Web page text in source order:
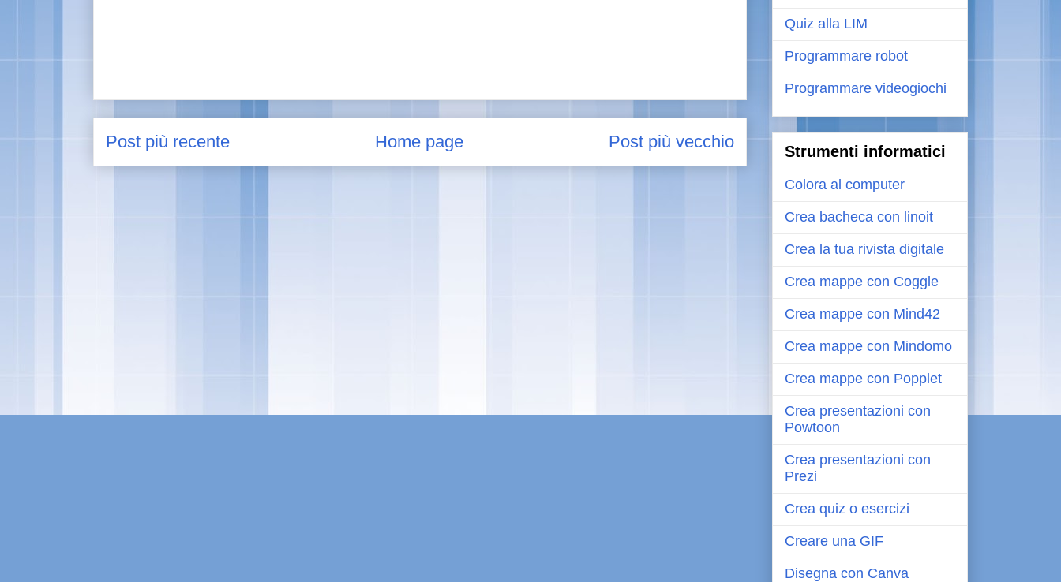
Post più recente Post più vecchio
Home page
Quiz alla LIM
Programmare robot
Programmare videogiochi
Strumenti informatici
Colora al computer
Crea bacheca con linoit
Crea la tua rivista digitale
Crea mappe con Coggle
Crea mappe con Mind42
Crea mappe con Mindomo
Crea mappe con Popplet
Crea presentazioni con
Powtoon
Crea presentazioni con
Prezi
Crea quiz o esercizi
Creare una GIF
Disegna con Canva